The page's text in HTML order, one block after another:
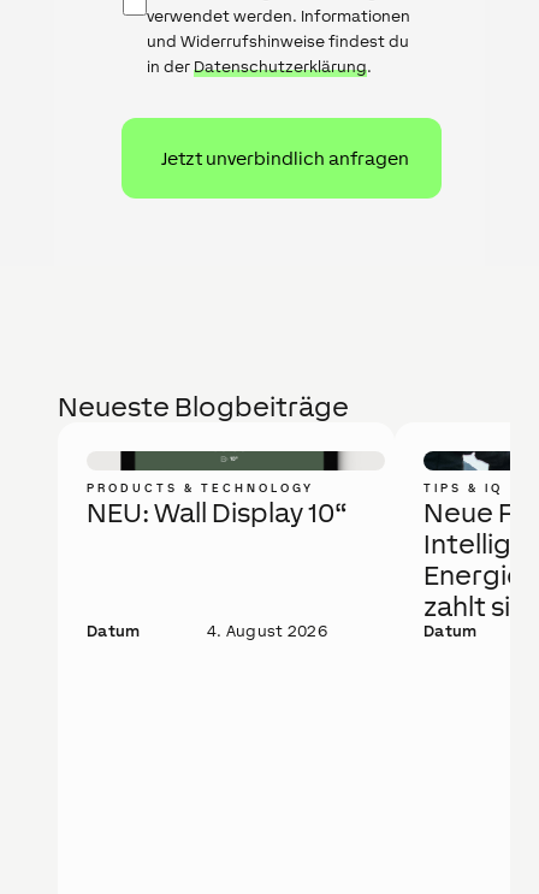
verwendet werden. Informationen
und Widerrufshinweise findest du
in der Datenschutzerklärung.
Neueste Blogbeiträge
PRODUCTS & TECHNOLOGY
NEU: Wall Display 10“
Datum 4. August 2026
TIPS & IQ
Neue
zahlt
Datum